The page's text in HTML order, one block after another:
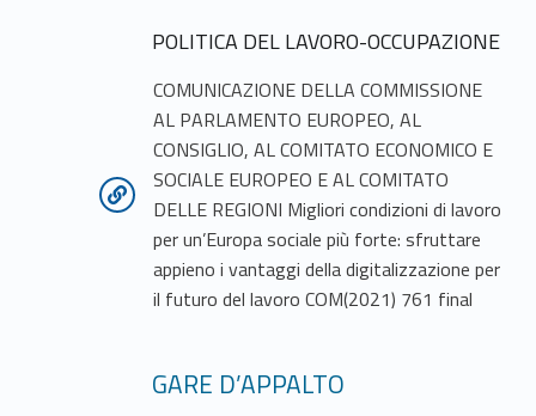
POLITICA DEL LAVORO-OCCUPAZIONE
COMUNICAZIONE DELLA COMMISSIONE
AL PARLAMENTO EUROPEO, AL
CONSIGLIO, AL COMITATO ECONOMICO E
SOCIALE EUROPEO E AL COMITATO
DELLE REGIONI Migliori condizioni di lavoro
per un’Europa sociale più forte: sfruttare
appieno i vantaggi della digitalizzazione per
il futuro del lavoro COM(2021) 761 final
GARE D’APPALTO